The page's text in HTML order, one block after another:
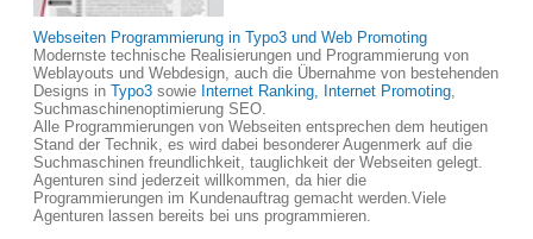
Webseiten Programmierung in Typo3 und Web Promoting
Modernste technische Realisierungen und Programmierung von
Weblayouts und Webdesign, auch die Übernahme von bestehenden
Designs in Typo3 sowie Internet Ranking, Internet Promoting,
Suchmaschinenoptimierung SEO.
Alle Programmierungen von Webseiten entsprechen dem heutigen
Stand der Technik, es wird dabei besonderer Augenmerk auf die
Suchmaschinen freundlichkeit, tauglichkeit der Webseiten gelegt.
Agenturen sind jederzeit willkommen, da hier die
Programmierungen im Kundenauftrag gemacht werden.Viele
Agenturen lassen bereits bei uns programmieren.